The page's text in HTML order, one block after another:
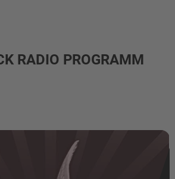
RADIO PROGRAMM